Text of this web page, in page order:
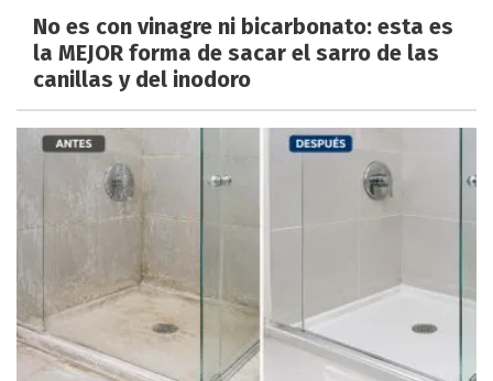
No es con vinagre ni bicarbonato: esta es
la MEJOR forma de sacar el sarro de las
canillas y del inodoro